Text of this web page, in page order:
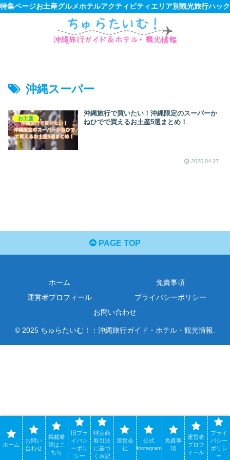
特集ページお土産グルメホテルアクティビティエリア別観光旅行ハック
沖縄スーパー
お土産
沖縄旅行で買いたい！沖縄限定のスーパーか
ねひでで買えるお土産5選まとめ！
2025.04.27
PAGE TOP
ホーム
免責事項
運営者プロフィール
プライバシーポリシー
お問い合わせ
© 2025 ちゅらたいむ！：沖縄旅行ガイド・ホテル・観光情報.
ホーム
お問い
合わせ
掲載希
望はこ
ちら
旧プラ
イバシ
ーポリ
シー
特定商
取引法
に基づ
く表記
運営会
社
公式
Instagram
免責事
項
運営者
プロフ
ィール
プライ
バシー
ポリシ
ー